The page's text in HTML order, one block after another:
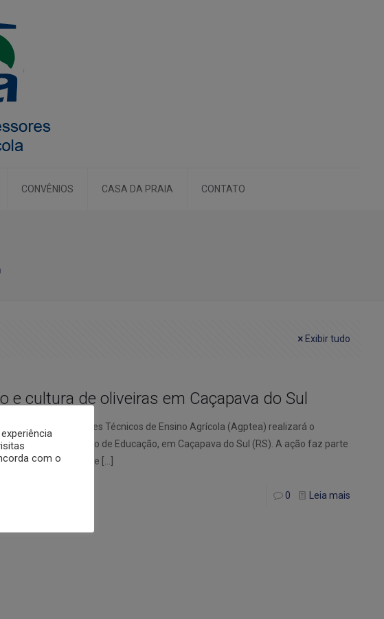
CONVÊNIOS CASA DA PRAIA CONTATO
Exibir tudo
e cultura de oliveiras em Caçapava do Sul
Gaúcha de Professores Técnicos de Ensino Agrícola (Agptea) realizará o
auditório do Instituto de Educação, em Caçapava do Sul (RS). A ação faz parte
a entidade
0 Leia mais
com o